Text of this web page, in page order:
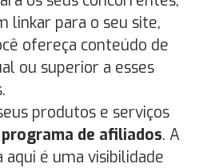
linkar para o seu site,
ofereça conteúdo de
ou superior a esses
produtos e serviços
programa de afiliados. A
aqui é uma visibilidade